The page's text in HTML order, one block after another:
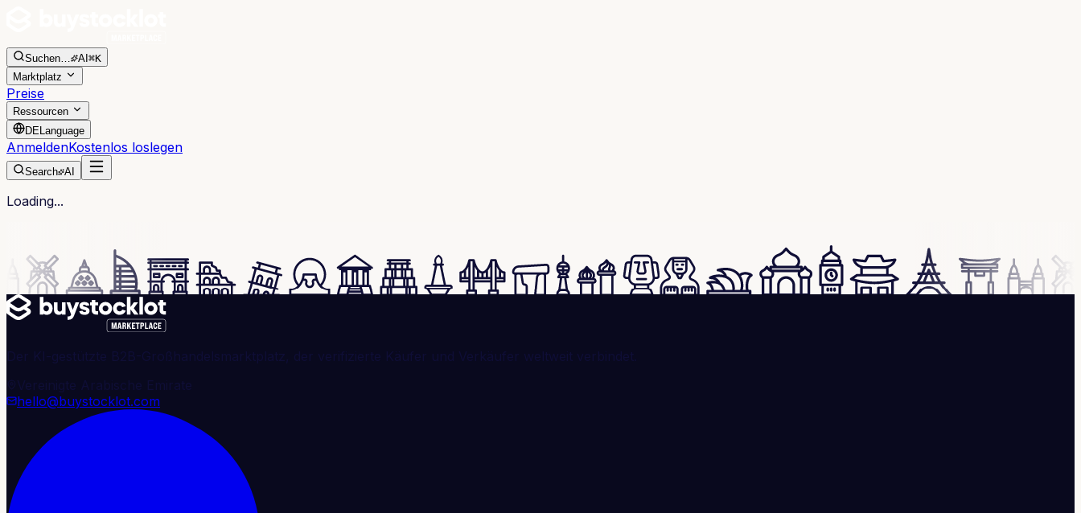
Suchen… AI ⌘K
Marktplatz
Preise
Ressourcen
DELanguage
AnmeldenKostenlos loslegen
Search AI
Loading...
Der KI-gestützte B2B-Großhandelsmarktplatz, der verifizierte Käufer und Verkäufer weltweit verbindet.
Vereinigte Arabische Emirate
hello@buystocklot.com